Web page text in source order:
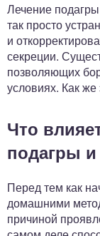
Лечение
так просто
и
секреции.
позволяющих
условиях. Как же
Что
подагры и
Перед тем как
домашними
причиной